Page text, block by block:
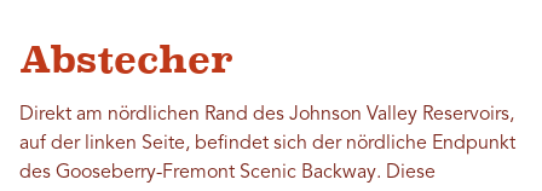
Abstecher
Direkt am nördlichen Rand des Johnson Valley Reservoirs,
auf der linken Seite, befindet sich der nördliche Endpunkt
des Gooseberry-Fremont Scenic Backway. Diese